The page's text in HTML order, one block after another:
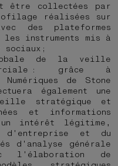
être collectées par
réalisées sur
des plateformes
instruments mis à
sociaux;
de la veille
: grâce à
de Stone
également une
stratégique et
et informations
intérêt légitime,
d'entreprise et du
d'analyse générale
l'élaboration de